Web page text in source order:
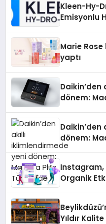
Kleen-Hy-
Emisyonlu
Marie
yaptı
Daikin’den
dönem:
Daikin’den
dönem:
Instagram,
Organik
Yıldır